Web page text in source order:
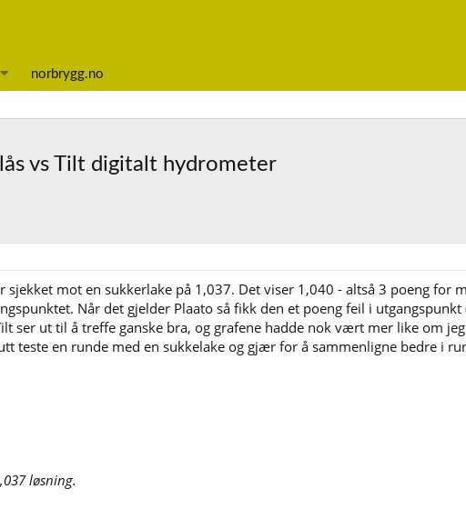
norbrygg.no
vs Tilt digitalt hydrometer
sjekket mot en sukkerlake på 1,037. Det viser 1,040 - altså 3 poeng for
Når det gjelder Plaato så fikk den et poeng feil i
ser ut til å treffe ganske bra, og grafene hadde nok vært mer like om
teste en runde med en sukkelake og gjær for å sammenligne bedre i
løsning.